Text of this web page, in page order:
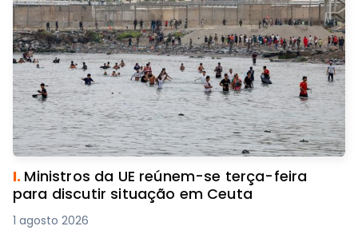
I. Ministros da UE reúnem-se terça-feira
para discutir situação em Ceuta
1 agosto 2026